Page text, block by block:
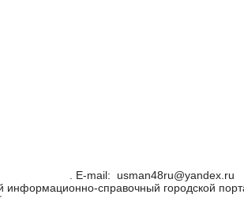
. Е-mail: usman48ru@yandex.ru
справочный городской